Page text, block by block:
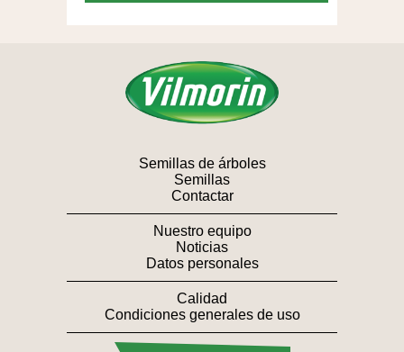
Semillas de árboles
Semillas
Contactar
Nuestro equipo
Noticias
Datos personales
Calidad
Condiciones generales de uso